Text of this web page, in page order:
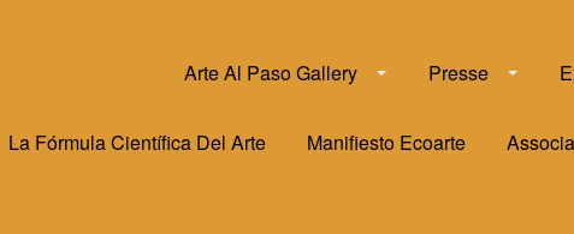
Arte Al Paso Gallery Presse
La Fórmula Científica Del Arte Manifiesto Ecoarte